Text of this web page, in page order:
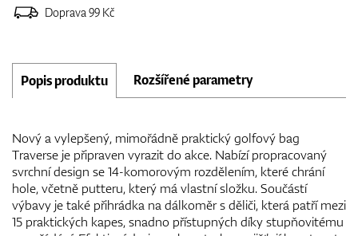
Doprava 99 Kč
Popis produktu Rozšířené parametry
Nový a vylepšený, mimořádně praktický golfový bag
Traverse je připraven vyrazit do akce. Nabízí propracovaný
svrchní design se 14-komorovým rozdělením, které chrání
hole, včetně putteru, který má vlastní složku. Součástí
výbavy je také přihrádka na dálkoměr s děliči, která patří mezi
15 praktických kapes, snadno přístupných díky stupňovitému